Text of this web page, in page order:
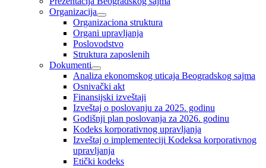
Organizacija
Organizaciona struktura
Organi upravljanja
Poslovodstvo
Struktura zaposlenih
Dokumenti
Analiza ekonomskog uticaja Beogradskog sajma
Osnivački akt
Finansijski izveštaji
Izveštaj o poslovanju za 2025. godinu
Godišnji plan poslovanja za 2026. godinu
Kodeks korporativnog upravljanja
Izveštaj o implementeciji Kodeksa korporativnog
upravljanja
Etički kodeks